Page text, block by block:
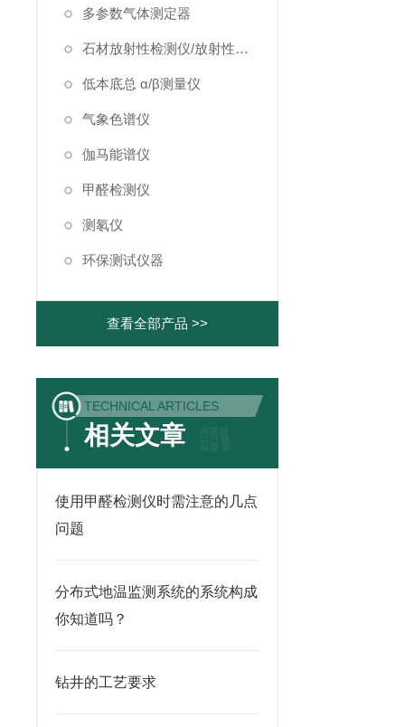
多参数气体测定器
石材放射性检测仪/放射性检测仪
低本底总 α/β测量仪
气象色谱仪
伽马能谱仪
甲醛检测仪
测氡仪
环保测试仪器
查看全部产品 >>
TECHNICAL ARTICLES
相关文章
使用甲醛检测仪时需注意的几点
问题
分布式地温监测系统的系统构成
你知道吗？
钻井的工艺要求